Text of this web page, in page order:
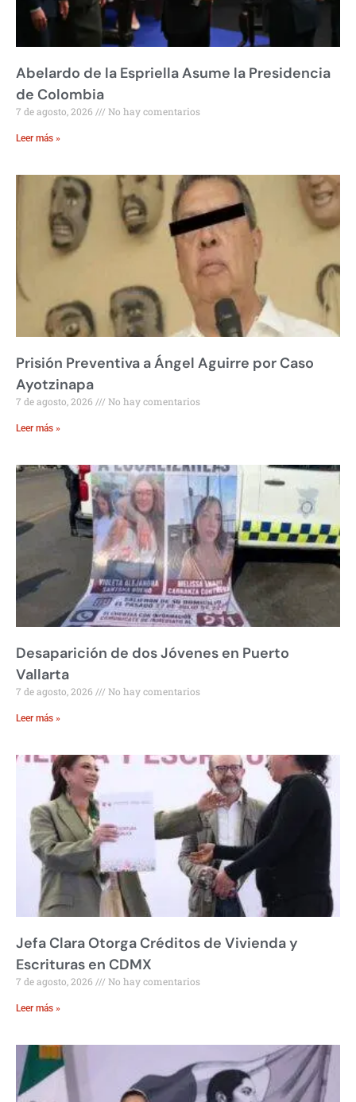
Abelardo de la Espriella Asume la Presidencia
de Colombia
7 de agosto, 2026 No hay comentarios
Leer más »
Prisión Preventiva a Ángel Aguirre por Caso
Ayotzinapa
7 de agosto, 2026 No hay comentarios
Leer más »
Desaparición de dos Jóvenes en Puerto
Vallarta
7 de agosto, 2026 No hay comentarios
Leer más »
Jefa Clara Otorga Créditos de Vivienda y
Escrituras en CDMX
7 de agosto, 2026 No hay comentarios
Leer más »